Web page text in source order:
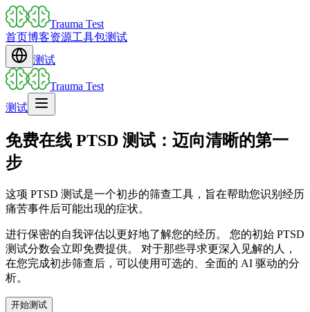
Trauma Test
首页博客资源工具包测试
测试
Trauma Test
测试
免费在线 PTSD 测试：迈向清晰的第一
步
这项 PTSD 测试是一个初步的筛查工具，旨在帮助您识别经历
痛苦事件后可能出现的症状。
进行保密的自我评估以更好地了解您的经历。 您的初始 PTSD
测试分数会立即免费提供。 对于那些寻求更深入见解的人，
在您完成初步筛查后，可以使用可选的、全面的 AI 驱动的分
析。
开始测试